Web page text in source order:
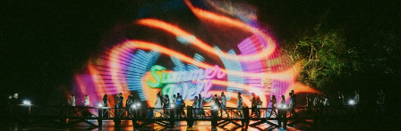
Experiență dedicată unei singure mărci